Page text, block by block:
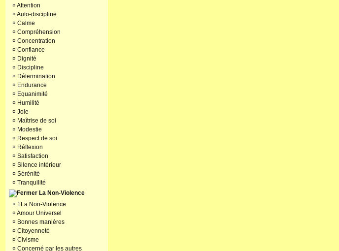
¤ Attention
¤ Auto-discipline
¤ Calme
¤ Compréhension
¤ Concentration
¤ Confiance
¤ Dignité
¤ Discipline
¤ Détermination
¤ Endurance
¤ Equanimité
¤ Humilité
¤ Joie
¤ Maîtrise de soi
¤ Modestie
¤ Respect de soi
¤ Réflexion
¤ Satisfaction
¤ Silence intérieur
¤ Sérénité
¤ Tranquilité
La Non-Violence
¤ 1La Non-Violence
¤ Amour Universel
¤ Bonnes manières
¤ Citoyenneté
¤ Civisme
¤ Concerné par les autres